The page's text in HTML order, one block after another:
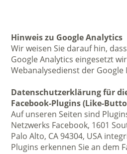
Hinweis zu Google Analytics
Wir weisen Sie darauf hin,
Google Analytics eingesetzt
Webanalysedienst der Google
Datenschutzerklärung für
Facebook-Plugins (Like-
Auf unseren Seiten sind
Netzwerks Facebook, 1601
Palo Alto, CA 94304, USA
Plugins erkennen Sie an dem